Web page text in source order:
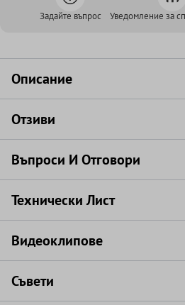
Задайте въпрос Уведомление за
Описание
Отзиви
Въпроси И Отговори
Технически Лист
Видеоклипове
Съвети